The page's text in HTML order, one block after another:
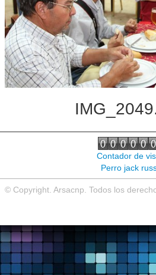
Noticias de interés
Contacto
Contador de
Perro jack
© Copyright. Arsacnp. Todos los